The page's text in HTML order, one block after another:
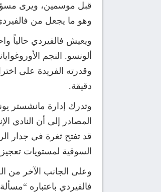
قبل موسمين، ويرى
وهو ما يجعل من
ويعيش فالفيردي حالياً
ألونسو. النجم
وقدرته الفريدة على
دقيقة.
وتدرك إدارة مانشستر
قد تفتح ثغرة في جدار
السوقية لمستويات
وعلى الجانب الآخر من
فالفيردي باعتباره